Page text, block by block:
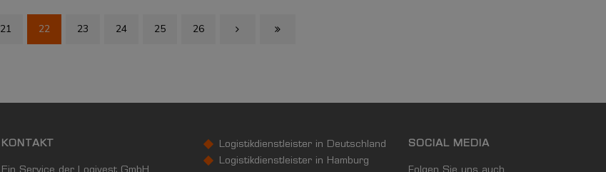
21 22 23 24 25 26 Next PageLast Page
KONTAKT
Logistikdienstleister in Deutschland
Logistikdienstleister in Hamburg
SOCIAL MEDIA